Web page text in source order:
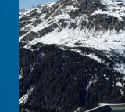
left8